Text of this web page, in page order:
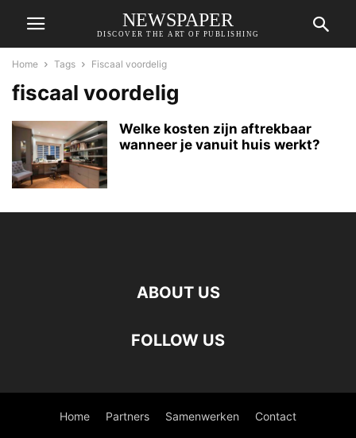
NEWSPAPER
DISCOVER THE ART OF PUBLISHING
Home Tags Fiscaal voordelig
fiscaal voordelig
Welke kosten zijn aftrekbaar
wanneer je vanuit huis werkt?
ABOUT US
FOLLOW US
Home Partners Samenwerken Contact